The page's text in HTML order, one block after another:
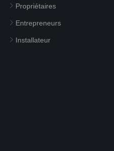
Propriétaires
Entrepreneurs
Installateur